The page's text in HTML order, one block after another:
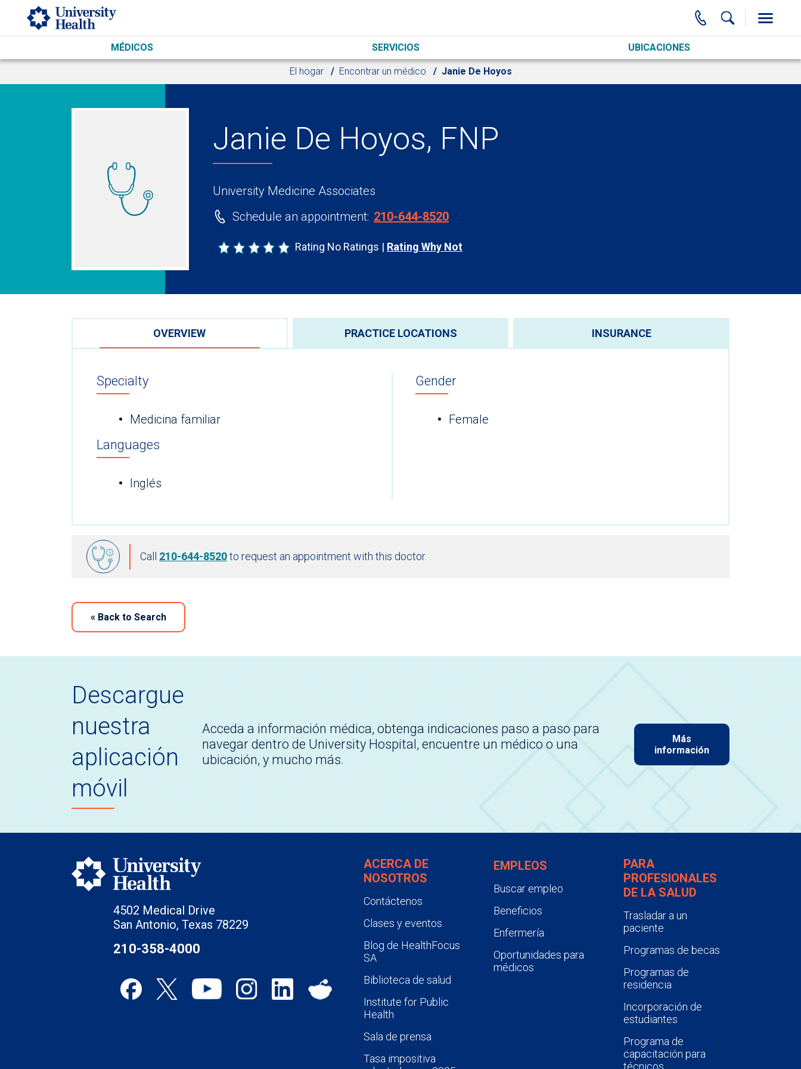
Skip to main content
MÉDICOS SERVICIOS UBICACIONES
El hogar Encontrar un médico Janie De Hoyos
Janie De Hoyos, FNP
University Medicine Associates
Schedule an appointment: 210-644-8520
Rating No Ratings Rating Why Not
OVERVIEW PRACTICE LOCATIONS INSURANCE
Specialty
Medicina familiar
Languages
Inglés
Gender
Female
Call 210-644-8520to request an appointment with this doctor.
« Back to Search
Descargue
nuestra
aplicación
móvil
Acceda a información médica, obtenga indicaciones paso a paso para
navegar dentro de University Hospital, encuentre un médico o una
ubicación, y mucho más.
Más
información
4502 Medical Drive
San Antonio, Texas 78229
210-358-4000
ACERCA DE
NOSOTROS
Contáctenos
Clases y eventos
Blog de HealthFocus
SA
Biblioteca de salud
Institute for Public
Health
Sala de prensa
Tasa impositiva
EMPLEOS
Buscar empleo
Beneficios
Enfermería
Oportunidades para
médicos
PARA
PROFESIONALES
DE LA SALUD
Trasladar a un
paciente
Programas de becas
Programas de
residencia
Incorporación de
estudiantes
Programa de
capacitación para